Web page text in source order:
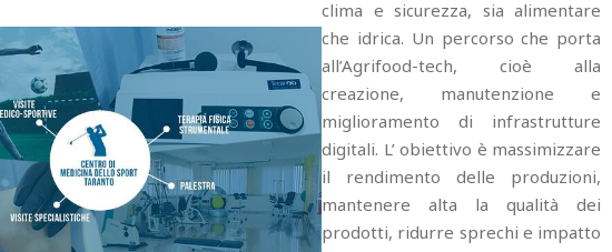
clima e sicurezza, sia alimentare
che idrica. Un percorso che porta
all’Agrifood-tech, cioè alla
creazione, manutenzione e
miglioramento di infrastrutture
digitali. L’ obiettivo è massimizzare
il rendimento delle produzioni,
mantenere alta la qualità dei
prodotti, ridurre sprechi e impatto